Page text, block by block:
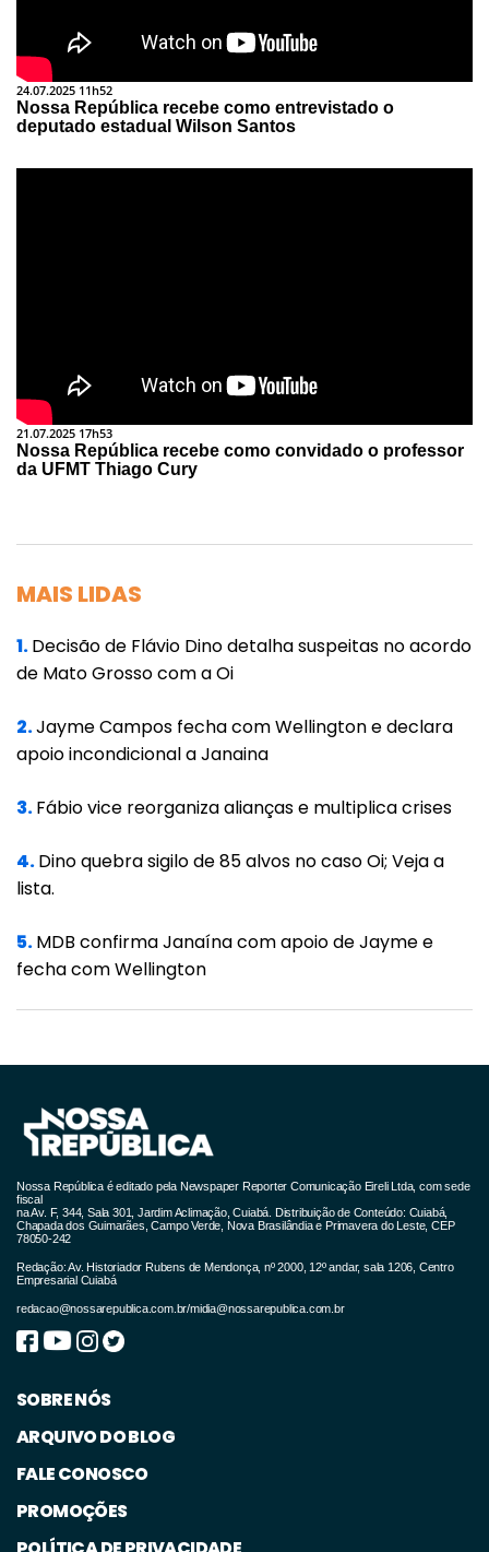
24.07.2025 11h52
Nossa República recebe como entrevistado o
deputado estadual Wilson Santos
21.07.2025 17h53
Nossa República recebe como convidado o professor
da UFMT Thiago Cury
MAIS LIDAS
1.Decisão de Flávio Dino detalha suspeitas no acordo
de Mato Grosso com a Oi
2.Jayme Campos fecha com Wellington e declara
apoio incondicional a Janaina
3.Fábio vice reorganiza alianças e multiplica crises
4.Dino quebra sigilo de 85 alvos no caso Oi; Veja a
lista.
5.MDB confirma Janaína com apoio de Jayme e
fecha com Wellington
Nossa República é editado pela Newspaper Reporter Comunicação Eireli Ltda, com sede
fiscal
na Av. F, 344, Sala 301, Jardim Aclimação, Cuiabá. Distribuição de Conteúdo: Cuiabá,
Chapada dos Guimarães, Campo Verde, Nova Brasilândia e Primavera do Leste, CEP
78050-242
Redação: Av. Historiador Rubens de Mendonça, nº 2000, 12º andar, sala 1206, Centro
Empresarial Cuiabá
redacao@nossarepublica.com.br/midia@nossarepublica.com.br
SOBRE NÓS
ARQUIVO DO BLOG
FALE CONOSCO
PROMOÇÕES